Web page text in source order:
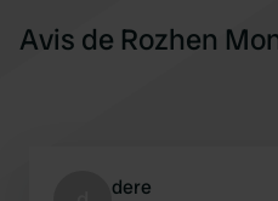
Avis de Rozhen
dere